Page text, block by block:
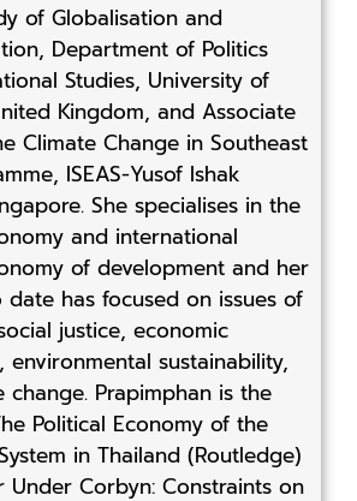
of Globalisation and
Department of Politics
Studies, University of
Kingdom, and Associate
Climate Change in Southeast
ISEAS-Yusof Ishak
She specialises in the
and international
of development and her
date has focused on issues of
justice, economic
environmental sustainability,
change. Prapimphan is the
Political Economy of the
in Thailand (Routledge)
Under Corbyn: Constraints on